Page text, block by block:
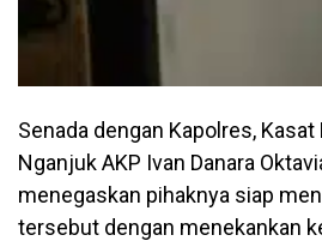
Senada dengan Kapolres,
Nganjuk AKP Ivan Danara
menegaskan pihaknya siap
tersebut dengan menekankan